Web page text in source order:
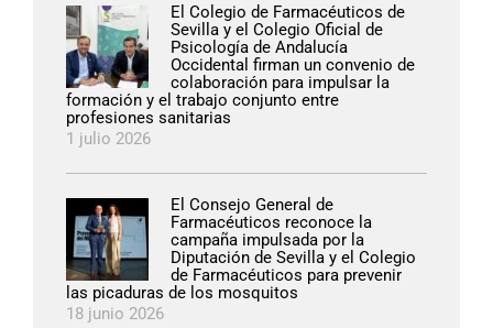
El Colegio de Farmacéuticos de
Sevilla y el Colegio Oficial de
Psicología de Andalucía
Occidental firman un convenio de
colaboración para impulsar la
formación y el trabajo conjunto entre
profesiones sanitarias
1 julio 2026
El Consejo General de
Farmacéuticos reconoce la
campaña impulsada por la
Diputación de Sevilla y el Colegio
de Farmacéuticos para prevenir
las picaduras de los mosquitos
18 junio 2026